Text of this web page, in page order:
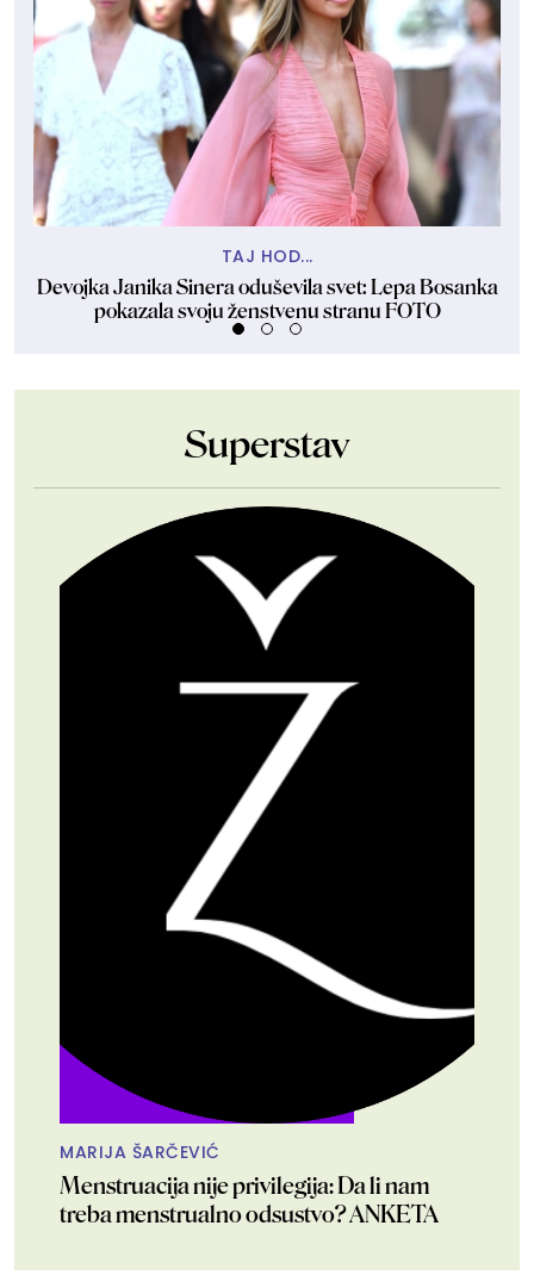
TAJ HOD...
Devojka Janika Sinera oduševila svet: Lepa Bosanka
pokazala svoju ženstvenu stranu FOTO
Superstav
MARIJA ŠARČEVIĆ
Menstruacija nije privilegija: Da li nam
treba menstrualno odsustvo? ANKETA